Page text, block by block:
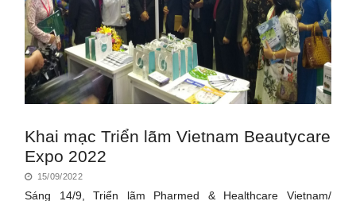
Khai mạc Triển lãm Vietnam Beautycare
Expo 2022
15/09/2022
Sáng 14/9, Triển lãm Pharmed & Healthcare Vietnam/